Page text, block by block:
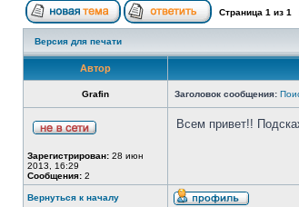
Страница 1 из 1
Версия для печати
Автор
Grafin Заголовок сообщения:
Зарегистрирован: 28 июн
2013, 16:29
Сообщения: 2
Всем привет!!
Вернуться к началу